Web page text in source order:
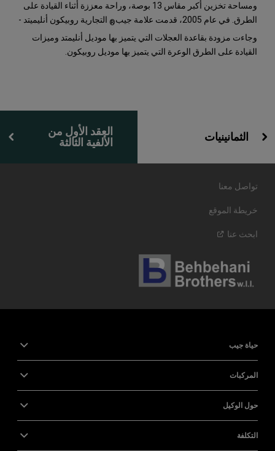
ومساحة تخزين أكبر مقاس 13 بوصة، وراحة معززة أثناء القيادة على
الطرق. في عام 2005، قدمت علامة جيب
® التجارية روبيكون أنليميتد -
وجاءت مزودة بقاعدة العجلات التي يتميز بها موديل أنليمتد وميزات
القيادة على الطرق الوعرة التي يتميز بها موديل روبيكون.
الثمانينيات
العقد الأول من
الألفية الثالثة
تواصل معنا
خريطة الموقع
ابحث عنا
حياة جيب
المركبات
حول الوكيل
التكلفة